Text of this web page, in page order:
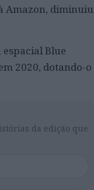
Amazon, diminuiu
Blue
2020, dotando-o
da edição que